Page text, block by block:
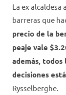
La ex
barreras que
precio de la
peaje vale
además,
decisiones
Rysselberghe.